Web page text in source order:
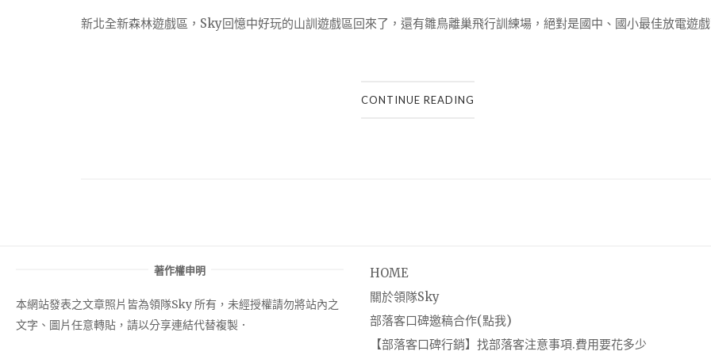
新北全新森林遊戲區，Sky回憶中好玩的山訓遊戲區回來了，還有雛鳥離巢飛行訓練場，絕對是國中、國小最佳放電遊
CONTINUE READING
著作權申明
本網站發表之文章照片皆為領隊Sky 所有，未經授權請勿將站內之
文字、圖片任意轉貼，請以分享連結代替複製．
HOME
關於領隊Sky
部落客口碑邀稿合作(點我)
【部落客口碑行銷】找部落客注意事項.費用要花多少